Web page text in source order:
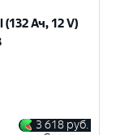
Ач, 12 V)
3 618 руб.